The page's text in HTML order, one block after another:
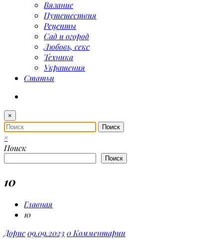
Вязание
Путешествия
Рецепты
Сад и огород
Любовь, секс
Техника
Украшения
Статьи
×
×
Поиск
Поиск
10
Главная
10
Дорис09.09.2023 0 Комментарии